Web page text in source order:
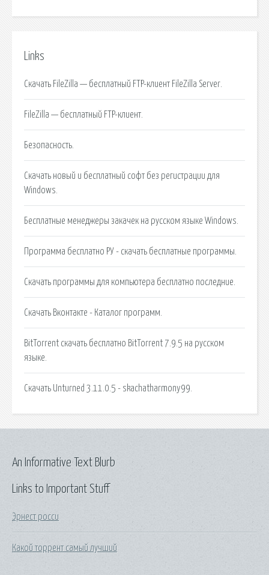
Links
Скачать FileZilla — бесплатный FTP-клиент FileZilla Server.
FileZilla — бесплатный FTP-клиент.
Безопасность.
Скачать новый и бесплатный софт без регистрации для
Windows.
Бесплатные менеджеры закачек на русском языке Windows.
Программа бесплатно РУ - скачать бесплатные программы.
Скачать программы для компьютера бесплатно последние.
Скачать Вконтакте - Каталог программ.
BitTorrent скачать бесплатно BitTorrent 7.9.5 на русском
языке.
Скачать Unturned 3.11.0.5 - skachatharmony99.
Links to Important Stuff
Эрнест росси
Какой торрент самый лучший
An Informative Text Blurb